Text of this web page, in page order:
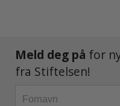
Meld deg på for
fra Stiftelsen!